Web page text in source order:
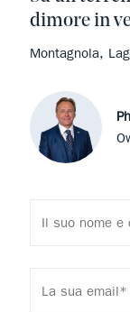
dimore in
Montagnola,